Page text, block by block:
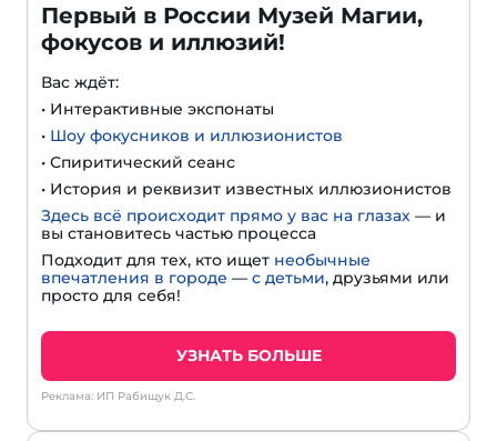
Первый в России Музей Магии,
фокусов и иллюзий!
Вас ждёт:
• Интерактивные экспонаты
• Шоу фокусников и иллюзионистов
• Спиритический сеанс
• История и реквизит известных иллюзионистов
Здесь всё происходит прямо у вас на глазах — и
вы становитесь частью процесса
Подходит для тех, кто ищет необычные
впечатления в городе — с детьми, друзьями или
просто для себя!
УЗНАТЬ БОЛЬШЕ
Реклама: ИП Рабищук Д.С.